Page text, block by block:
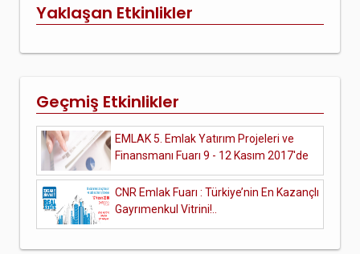
Yaklaşan Etkinlikler
Geçmiş Etkinlikler
EMLAK 5. Emlak Yatırım Projeleri ve
Finansmanı Fuarı 9 - 12 Kasım 2017'de
CNR Emlak Fuarı : Türkiye’nin En Kazançlı
Gayrımenkul Vitrini!..